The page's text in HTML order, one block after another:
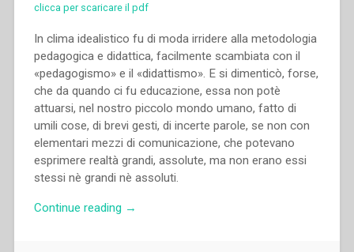
clicca per scaricare il pdf
In clima idealistico fu di moda irridere alla metodologia
pedagogica e didattica, facilmente scambiata con il
«pedagogismo» e il «didattismo». E si dimenticò, forse,
che da quando ci fu educazione, essa non potè
attuarsi, nel nostro piccolo mondo umano, fatto di
umili cose, di brevi gesti, di incerte parole, se non con
elementari mezzi di comunicazione, che potevano
esprimere realtà grandi, assolute, ma non erano essi
stessi nè grandi nè assoluti.
Continue reading “Pietro
→